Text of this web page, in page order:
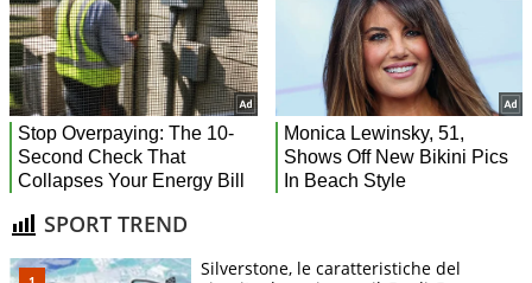
SPORT TREND
Silverstone, le caratteristiche del